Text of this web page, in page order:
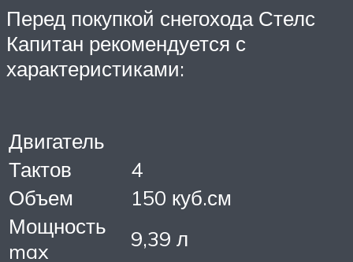
Перед покупкой снегохода Стелс
Капитан рекомендуется с
характеристиками:
Двигатель
Тактов
4
Объем
150 куб.см
Мощность
max
9,39 л